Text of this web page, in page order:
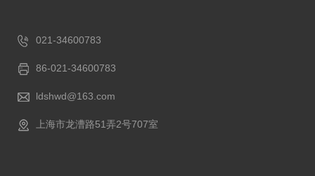
021-34600783
86-021-34600783
ldshwd@163.com
上海市龙漕路51弄2号707室